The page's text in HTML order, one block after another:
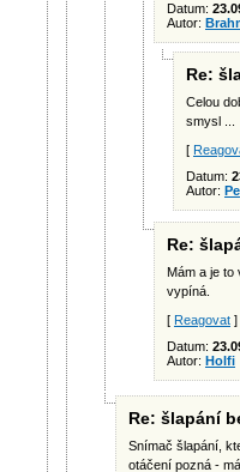
Datum:
Autor:
Re:
Celou
smysl ...
[
Datum:
Autor:
Re:
Mám a je to
vypíná.
[ Reagovat ]
Datum:
Autor: Holfi
Re: šlapání
Snímač šlapání,
otáčení pozná -